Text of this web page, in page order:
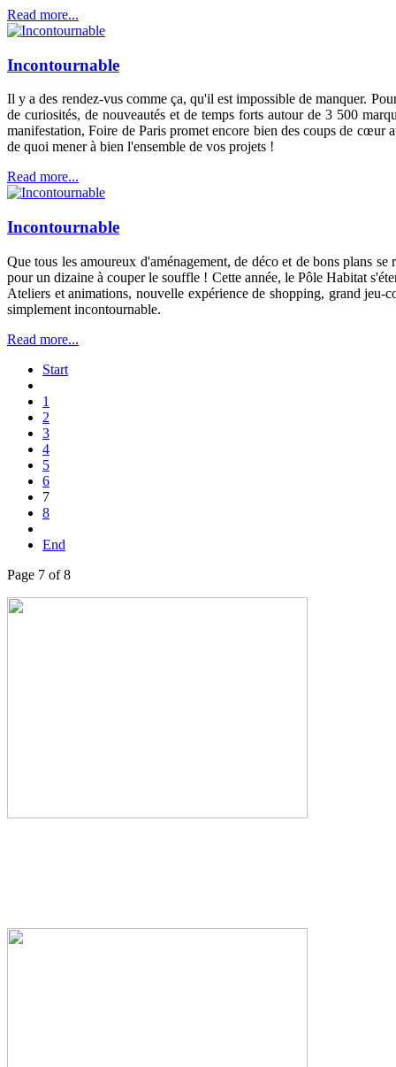
Read more...
Incontournable
Il y a des rendez-vus comme ça, qu'il est impossible de manquer.
de curiosités, de nouveautés et de temps forts autour de 3 500
manifestation, Foire de Paris promet encore bien des coups de cœur
de quoi mener à bien l'ensemble de vos projets !
Read more...
Incontournable
Que tous les amoureux d'aménagement, de déco et de bons plans
pour un dizaine à couper le souffle ! Cette année, le Pôle Habitat
Ateliers et animations, nouvelle expérience de shopping, grand jeu-
simplement incontournable.
Read more...
Start
1
2
3
4
5
6
7
8
End
Page 7 of 8